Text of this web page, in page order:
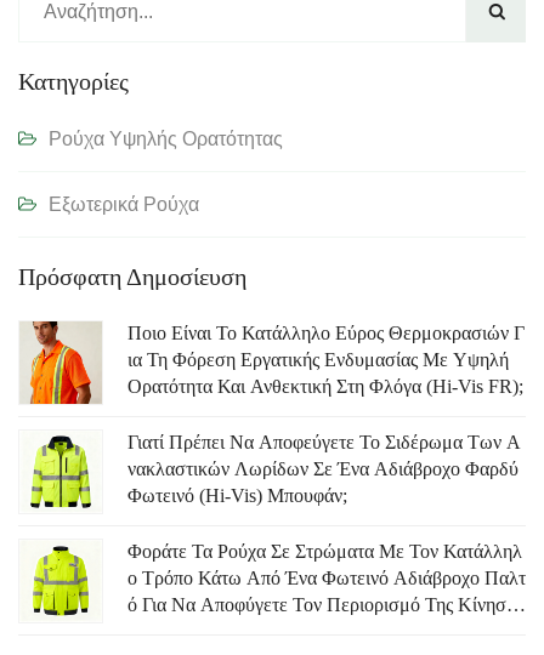

Κατηγορίες
Ρούχα Υψηλής Ορατότητας
Εξωτερικά Ρούχα
Πρόσφατη Δημοσίευση
Ποιο Είναι Το Κατάλληλο Εύρος Θερμοκρασιών Γ
Ια Τη Φόρεση Εργατικής Ενδυμασίας Με Υψηλή
Ορατότητα Και Ανθεκτική Στη Φλόγα (Hi-Vis FR);
Γιατί Πρέπει Να Αποφεύγετε Το Σιδέρωμα Των Α
Νακλαστικών Λωρίδων Σε Ένα Αδιάβροχο Φαρδύ
Φωτεινό (Hi-Vis) Μπουφάν;
Φοράτε Τα Ρούχα Σε Στρώματα Με Τον Κατάλληλ
Ο Τρόπο Κάτω Από Ένα Φωτεινό Αδιάβροχο Παλτ
Ό Για Να Αποφύγετε Τον Περιορισμό Της Κίνηση